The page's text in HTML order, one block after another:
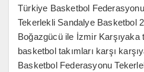
Türkiye Basketbol
Tekerlekli Sandalye Basketbol
Boğazgücü ile İzmir Karşıyaka
basketbol takımları karşı
Basketbol Federasyonu